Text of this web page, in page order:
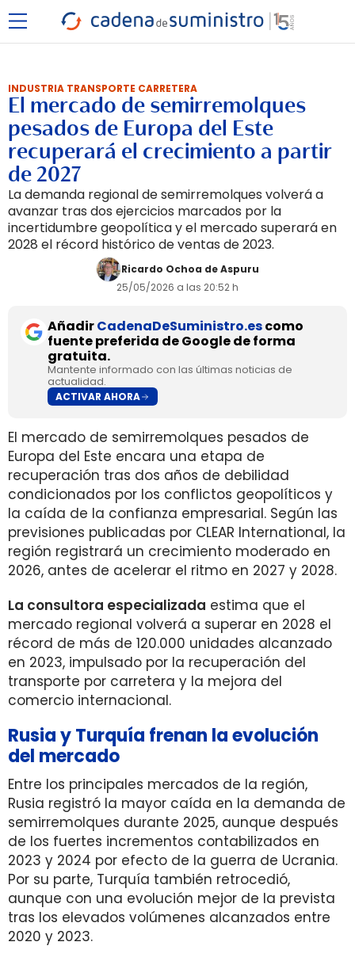
INDUSTRIA TRANSPORTE CARRETERA
El mercado de semirremolques
pesados de Europa del Este
recuperará el crecimiento a partir
de 2027
La demanda regional de semirremolques volverá a
avanzar tras dos ejercicios marcados por la
incertidumbre geopolítica y el mercado superará en
2028 el récord histórico de ventas de 2023.
Ricardo Ochoa de Aspuru
25/05/2026 a las 20:52 h
AñadirCadenaDeSuministro.escomo
fuente preferida de Google de forma
gratuita.
Mantente informado con las últimas noticias de
actualidad.
ACTIVAR AHORA
El mercado de semirremolques pesados de
Europa del Este encara una etapa de
recuperación tras dos años de debilidad
condicionados por los conflictos geopolíticos y
la caída de la confianza empresarial. Según las
previsiones publicadas por CLEAR International, la
región registrará un crecimiento moderado en
2026, antes de acelerar el ritmo en 2027 y 2028.
La consultora especializada estima que el
mercado regional volverá a superar en 2028 el
récord de más de 120.000 unidades alcanzado
en 2023, impulsado por la recuperación del
transporte por carretera y la mejora del
comercio internacional.
Rusia y Turquía frenan la evolución
del mercado
Entre los principales mercados de la región,
Rusia registró la mayor caída en la demanda de
semirremolques durante 2025, aunque después
de los fuertes incrementos contabilizados en
2023 y 2024 por efecto de la guerra de Ucrania.
Por su parte, Turquía también retrocedió,
aunque con una evolución mejor de la prevista
tras los elevados volúmenes alcanzados entre
2020 y 2023.